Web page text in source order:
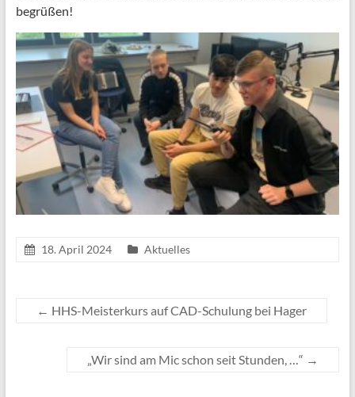
begrüßen!
18. April 2024 Aktuelles
← HHS-Meisterkurs auf CAD-Schulung bei Hager
„Wir sind am Mic schon seit Stunden, …“ →